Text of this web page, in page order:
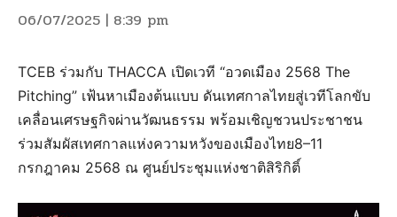
06/07/2025 | 8:39 pm
TCEB ร่วมกับ THACCA เปิดเวที “อวดเมือง 2568 The
Pitching” เฟ้นหาเมืองต้นแบบ ดันเทศกาลไทยสู่เวทีโลกขับ
เคลื่อนเศรษฐกิจผ่านวัฒนธรรม พร้อมเชิญชวนประชาชน
ร่วมสัมผัสเทศกาลแห่งความหวังของเมืองไทย8–11
กรกฎาคม 2568 ณ ศูนย์ประชุมแห่งชาติสิริกิติ์